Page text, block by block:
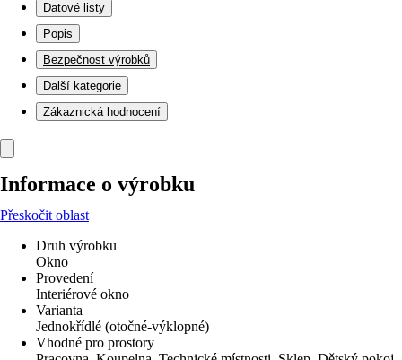
Datové listy
Popis
Bezpečnost výrobků
Další kategorie
Zákaznická hodnocení
Informace o výrobku
Přeskočit oblast
Druh výrobku
Okno
Provedení
Interiérové okno
Varianta
Jednokřídlé (otočné-výklopné)
Vhodné pro prostory